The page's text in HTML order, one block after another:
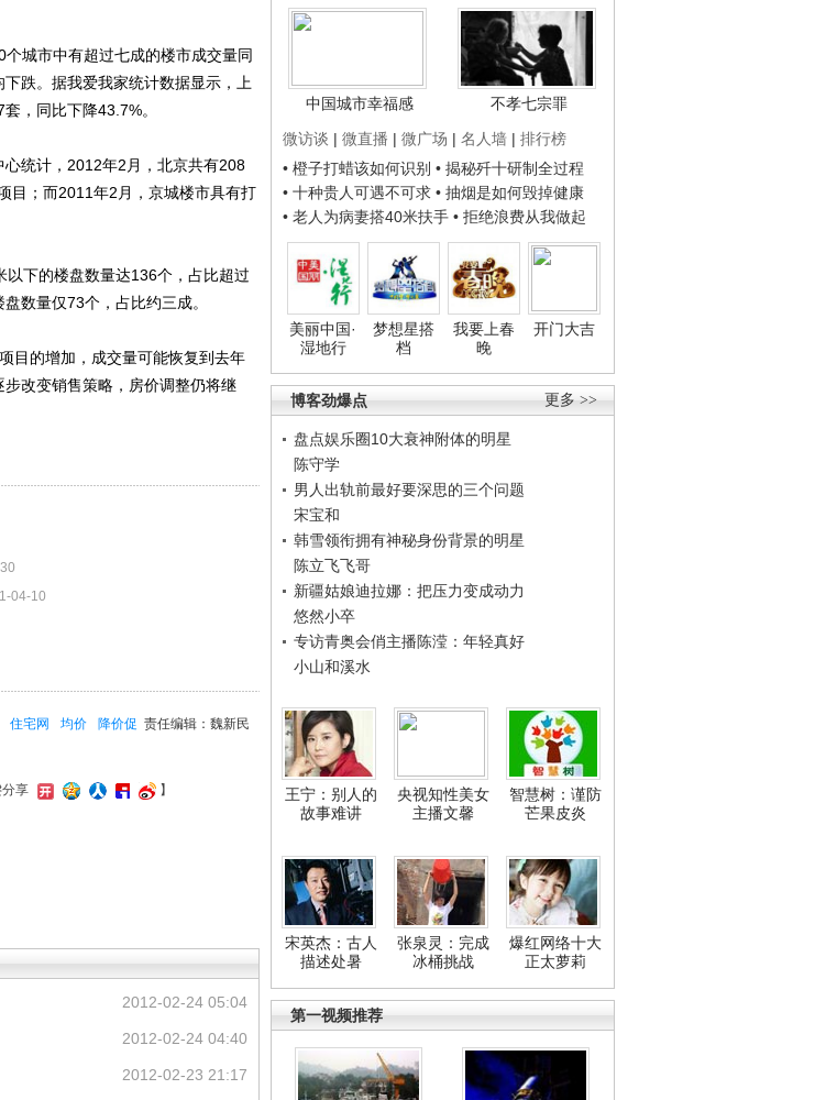
中国城市幸福感
不孝七宗罪
微访谈 | 微直播 | 微广场 | 名人墙 | 排行榜
• 橙子打蜡该如何识别 • 揭秘歼十研制全过程
• 十种贵人可遇不可求 • 抽烟是如何毁掉健康
• 老人为病妻搭40米扶手 • 拒绝浪费从我做起
美丽中国·
湿地行
梦想星搭
档
我要上春
晚
开门大吉
更多 >>
博客劲爆点
盘点娱乐圈10大衰神附体的明星
陈守学
男人出轨前最好要深思的三个问题
宋宝和
韩雪领衔拥有神秘身份背景的明星
陈立飞飞哥
新疆姑娘迪拉娜：把压力变成动力
悠然小卒
专访青奥会俏主播陈滢：年轻真好
小山和溪水
王宁：别人的
故事难讲
央视知性美女
主播文馨
智慧树：谨防
芒果皮炎
宋英杰：古人
描述处暑
张泉灵：完成
冰桶挑战
爆红网络十大
正太萝莉
第一视频推荐
城市中有超过七成的楼市成交量同
跌。据我爱我家统计数据显示，上
，同比下降43.7%。
统计，2012年2月，北京共有208
目；而2011年2月，京城楼市具有打
下的楼盘数量达136个，占比超过
数量仅73个，占比约三成。
的增加，成交量可能恢复到去年
改变销售策略，房价调整仍将继
04-10
责任编辑：魏新民
住宅网 均价
降价促
分享 】
2012-02-24 05:04
2012-02-24 04:40
2012-02-23 21:17